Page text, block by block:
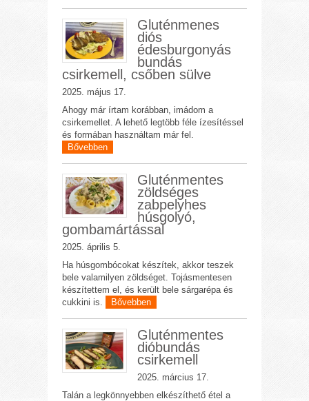
Gluténmenes
diós
édesburgonyás
bundás
csirkemell, csőben sülve
2025. május 17.
Ahogy már írtam korábban, imádom a
csirkemellet. A lehető legtöbb féle ízesítéssel
és formában használtam már fel.
Bővebben
Gluténmentes
zöldséges
zabpelyhes
húsgolyó,
gombamártással
2025. április 5.
Ha húsgombócokat készítek, akkor teszek
bele valamilyen zöldséget. Tojásmentesen
készítettem el, és került bele sárgarépa és
cukkini is.
Bővebben
Gluténmentes
dióbundás
csirkemell
2025. március 17.
Talán a legkönnyebben elkészíthető étel a